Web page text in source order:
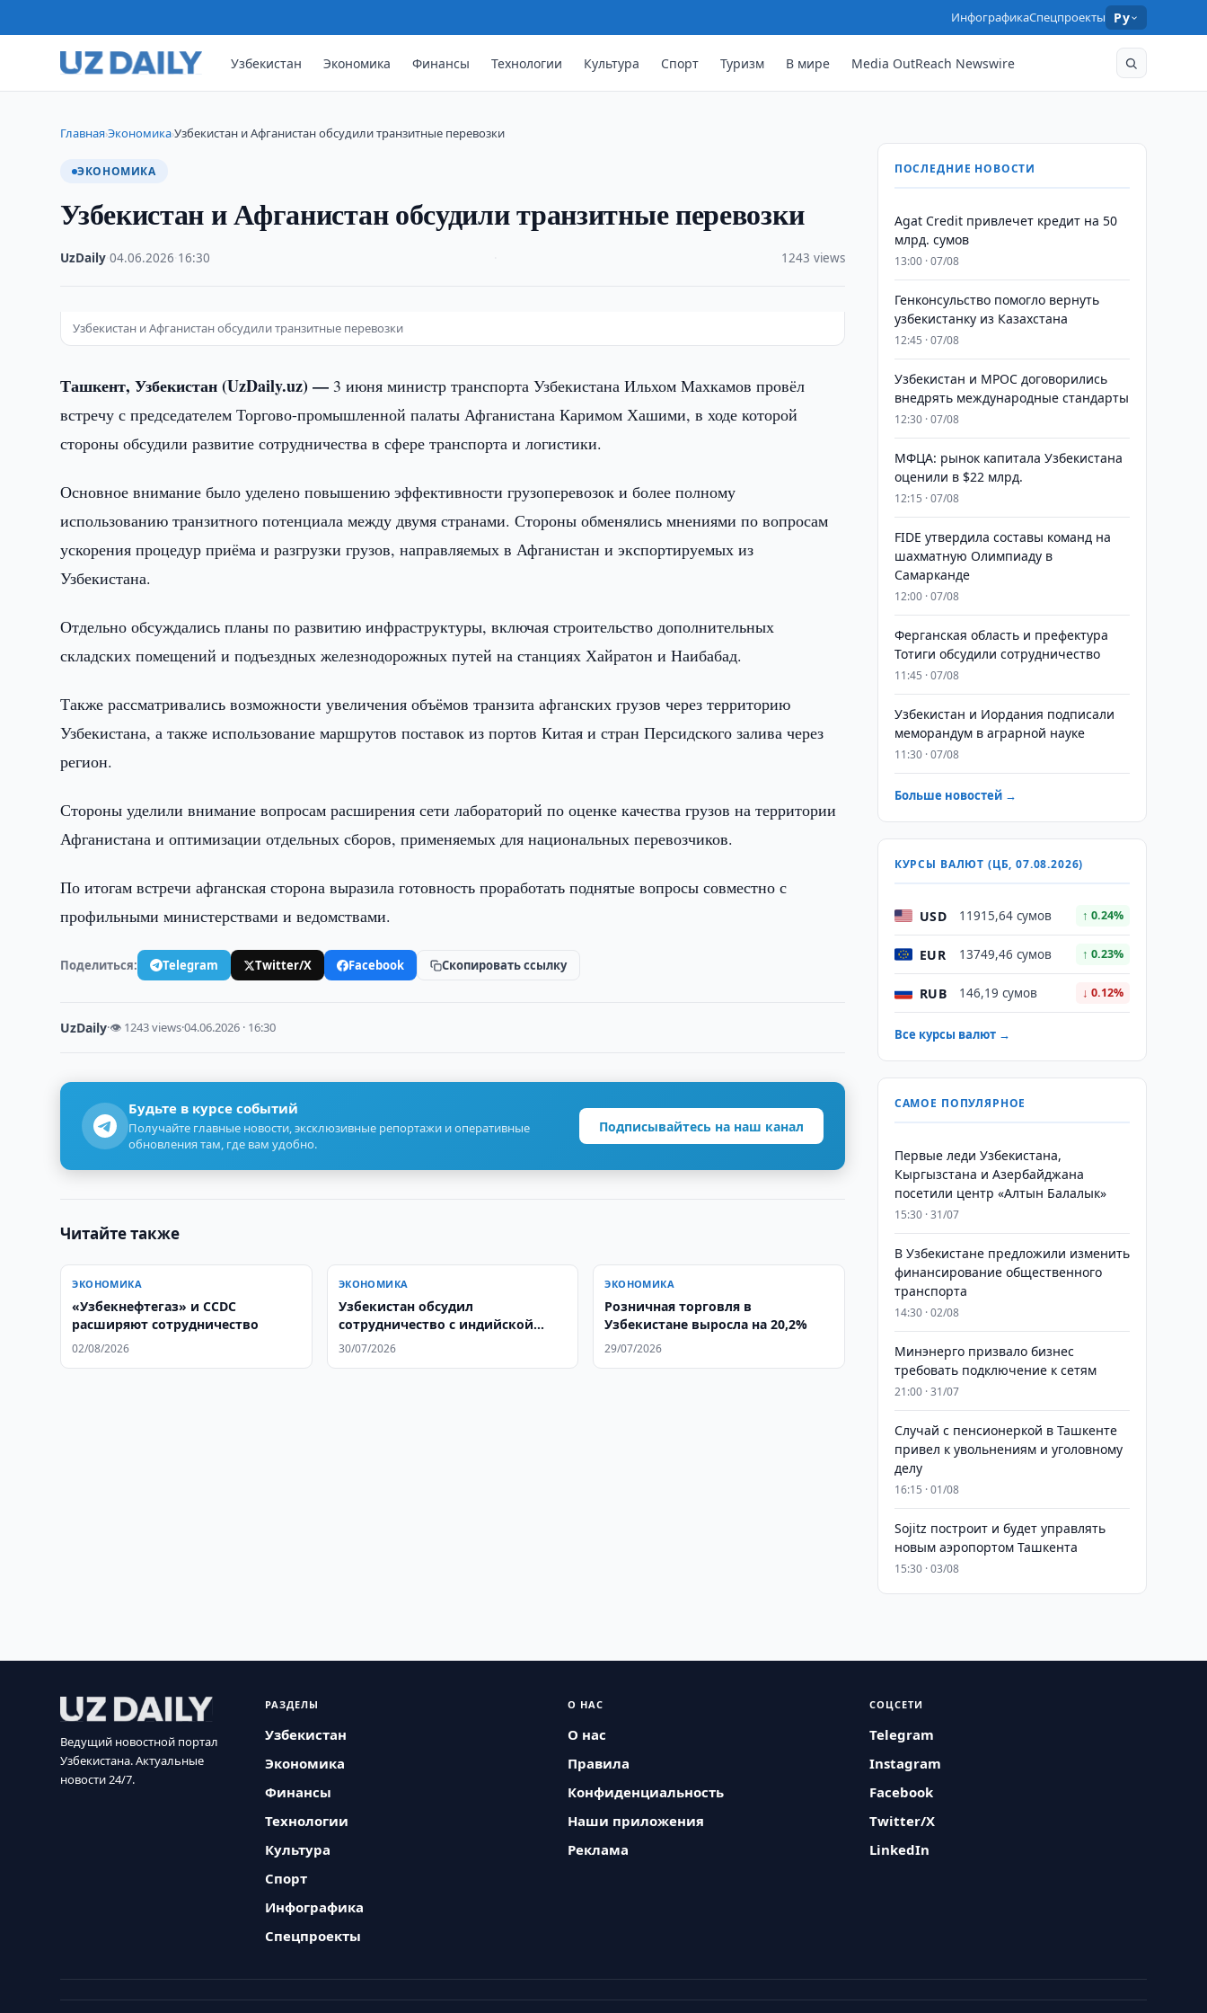
ИнфографикаСпецпроекты Ру
Узбекистан Экономика Финансы Технологии Культура Спорт Туризм В мире Media OutReach Newswire
Главная›Экономика›Узбекистан и Афганистан обсудили транзитные перевозки
ЭКОНОМИКА
Узбекистан и Афганистан обсудили транзитные перевозки
UzDaily ·04.06.2026 16:30 1243 views
Узбекистан и Афганистан обсудили транзитные перевозки
Ташкент, Узбекистан (UzDaily.uz) — 3 июня министр транспорта Узбекистана Ильхом Махкамов провёл
встречу с председателем Торгово-промышленной палаты Афганистана Каримом Хашими, в ходе которой
стороны обсудили развитие сотрудничества в сфере транспорта и логистики.
Основное внимание было уделено повышению эффективности грузоперевозок и более полному
использованию транзитного потенциала между двумя странами. Стороны обменялись мнениями по вопросам
ускорения процедур приёма и разгрузки грузов, направляемых в Афганистан и экспортируемых из
Узбекистана.
Отдельно обсуждались планы по развитию инфраструктуры, включая строительство дополнительных
складских помещений и подъездных железнодорожных путей на станциях Хайратон и Наибабад.
Также рассматривались возможности увеличения объёмов транзита афганских грузов через территорию
Узбекистана, а также использование маршрутов поставок из портов Китая и стран Персидского залива через
регион.
Стороны уделили внимание вопросам расширения сети лабораторий по оценке качества грузов на территории
Афганистана и оптимизации отдельных сборов, применяемых для национальных перевозчиков.
По итогам встречи афганская сторона выразила готовность проработать поднятые вопросы совместно с
профильными министерствами и ведомствами.
Поделиться: Telegram Twitter/X Facebook Скопировать ссылку
UzDaily·👁 1243 views·04.06.2026 · 16:30
Будьте в курсе событий
Получайте главные новости, эксклюзивные репортажи и оперативные
обновления там, где вам удобно.
Подписывайтесь на наш канал
Читайте также
ЭКОНОМИКА
«Узбекнефтегаз» и CCDC
расширяют сотрудничество
02/08/2026
ЭКОНОМИКА
Узбекистан обсудил
сотрудничество с индийской
Apollo Hospitals
30/07/2026
ЭКОНОМИКА
Розничная торговля в
Узбекистане выросла на 20,2%
29/07/2026
ПОСЛЕДНИЕ НОВОСТИ
Agat Credit привлечет кредит на 50
млрд. сумов
13:00 · 07/08
Генконсульство помогло вернуть
узбекистанку из Казахстана
12:45 · 07/08
Узбекистан и MPOC договорились
внедрять международные стандарты
12:30 · 07/08
МФЦА: рынок капитала Узбекистана
оценили в $22 млрд.
12:15 · 07/08
FIDE утвердила составы команд на
шахматную Олимпиаду в
Самарканде
12:00 · 07/08
Ферганская область и префектура
Тотиги обсудили сотрудничество
11:45 · 07/08
Узбекистан и Иордания подписали
меморандум в аграрной науке
11:30 · 07/08
Больше новостей →
КУРСЫ ВАЛЮТ (ЦБ, 07.08.2026)
USD 11915,64 сумов ↑ 0.24%
EUR 13749,46 сумов ↑ 0.23%
RUB 146,19 сумов ↓ 0.12%
Все курсы валют →
САМОЕ ПОПУЛЯРНОЕ
Первые леди Узбекистана,
Кыргызстана и Азербайджана
посетили центр «Алтын Балалык»
15:30 · 31/07
В Узбекистане предложили изменить
финансирование общественного
транспорта
14:30 · 02/08
Минэнерго призвало бизнес
требовать подключение к сетям
21:00 · 31/07
Случай с пенсионеркой в Ташкенте
привел к увольнениям и уголовному
делу
16:15 · 01/08
Sojitz построит и будет управлять
новым аэропортом Ташкента
15:30 · 03/08
Ведущий новостной портал
Узбекистана. Актуальные
новости 24/7.
РАЗДЕЛЫ
Узбекистан
Экономика
Финансы
Технологии
Культура
Спорт
Инфографика
Спецпроекты
О НАС
О нас
Правила
Конфиденциальность
Наши приложения
Реклама
СОЦСЕТИ
Telegram
Instagram
Facebook
Twitter/X
LinkedIn